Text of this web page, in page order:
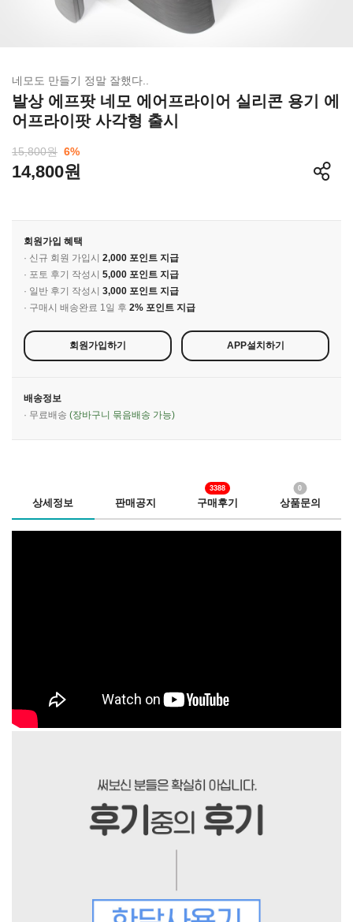
네모도 만들기 정말 잘했다..
발상 에프팟 네모 에어프라이어 실리콘 용기 에
어프라이팟 사각형 출시
15,800원 6%
14,800원
회원가입 혜택
· 신규 회원 가입시 2,000 포인트 지급
· 포토 후기 작성시 5,000 포인트 지급
· 일반 후기 작성시 3,000 포인트 지급
· 구매시 배송완료 1일 후 2% 포인트 지급
회원가입하기 APP설치하기
배송정보
· 무료배송 (장바구니 묶음배송 가능)
상세정보 판매공지 구매후기
3388
상품문의
0